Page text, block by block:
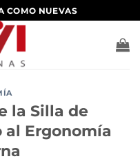
COMO NUEVAS
la Silla de
al Ergonomía